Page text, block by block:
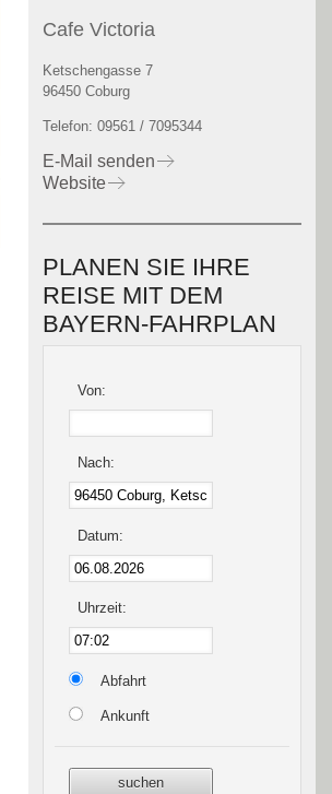
Cafe Victoria
Ketschengasse 7
96450 Coburg
Telefon: 09561 / 7095344
E-Mail senden
Website
PLANEN SIE IHRE
REISE MIT DEM
BAYERN-FAHRPLAN
Von:
Nach:
Datum:
Uhrzeit:
Abfahrt
Ankunft